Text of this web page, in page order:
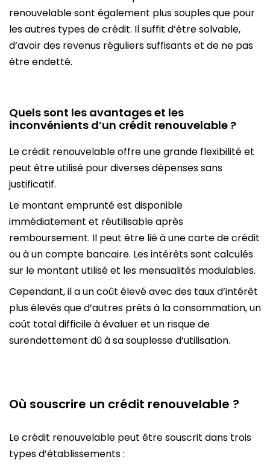
renouvelable sont également plus souples que pour
les autres types de crédit. Il suffit d’être solvable,
d’avoir des revenus réguliers suffisants et de ne pas
être endetté.
Quels sont les avantages et les
inconvénients d’un crédit renouvelable ?
Le crédit renouvelable offre une grande flexibilité et
peut être utilisé pour diverses dépenses sans
justificatif.
Le montant emprunté est disponible
immédiatement et réutilisable après
remboursement. Il peut être lié à une carte de crédit
ou à un compte bancaire. Les intérêts sont calculés
sur le montant utilisé et les mensualités modulables.
Cependant, il a un coût élevé avec des taux d’intérêt
plus élevés que d’autres prêts à la consommation, un
coût total difficile à évaluer et un risque de
surendettement dû à sa souplesse d’utilisation.
Où souscrire un crédit renouvelable ?
Le crédit renouvelable peut être souscrit dans trois
types d’établissements :